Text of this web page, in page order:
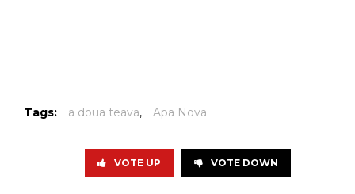
Tags: a doua teava, Apa Nova
VOTE UP VOTE DOWN